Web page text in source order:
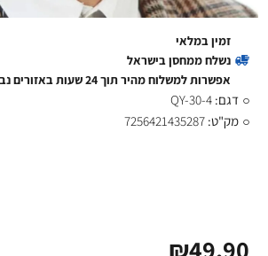
₪49.90
זמין במלאי
נשלח ממחסן בישראל
אפשרות למשלוח מהיר תוך 24 שעות באזורים נבחרים
דגם: QY-30-4
מק"ט: 7256421435287